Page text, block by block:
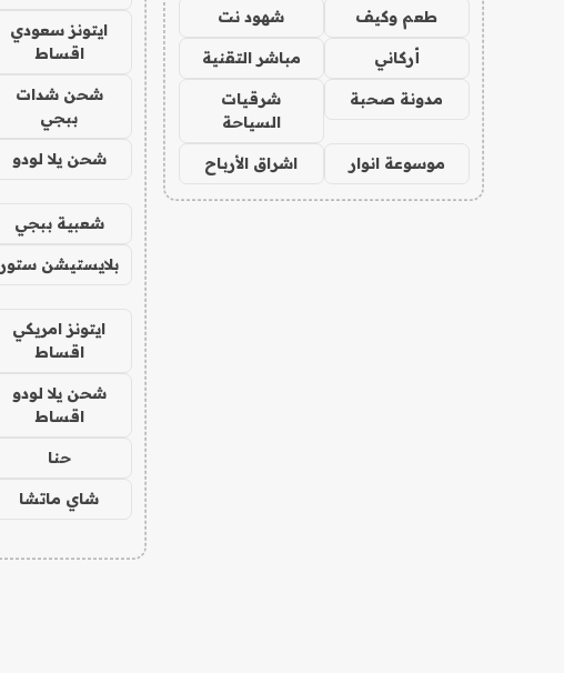
طعم وكيف شهود نت
أركاني مباشر التقنية
مدونة صحبة
شرقيات
السياحة
موسوعة انوار اشراق الأرباح
ايتونز سعودي
اقساط
شحن شدات
ببجي
شحن يلا لودو
شعبية ببجي
بلايستيشن ستور
ايتونز امريكي
اقساط
شحن يلا لودو
اقساط
حنا
شاي ماتشا